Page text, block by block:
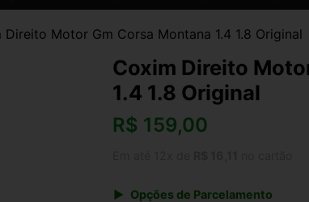
Direito Motor Gm Corsa Montana 1.4 1.8 Original
Coxim Direito
1.4 1.8 Original
R$ 159,00
Opções de Parcelamento